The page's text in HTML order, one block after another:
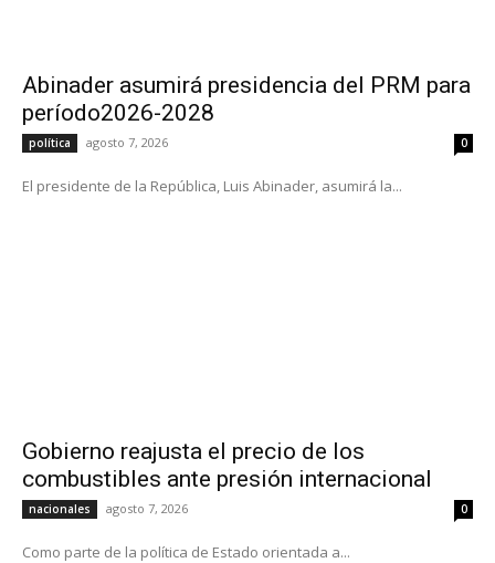
Abinader asumirá presidencia del PRM para
período2026-2028
política agosto 7, 2026 0
El presidente de la República, Luis Abinader, asumirá la...
Gobierno reajusta el precio de los
combustibles ante presión internacional
nacionales agosto 7, 2026 0
Como parte de la política de Estado orientada a...